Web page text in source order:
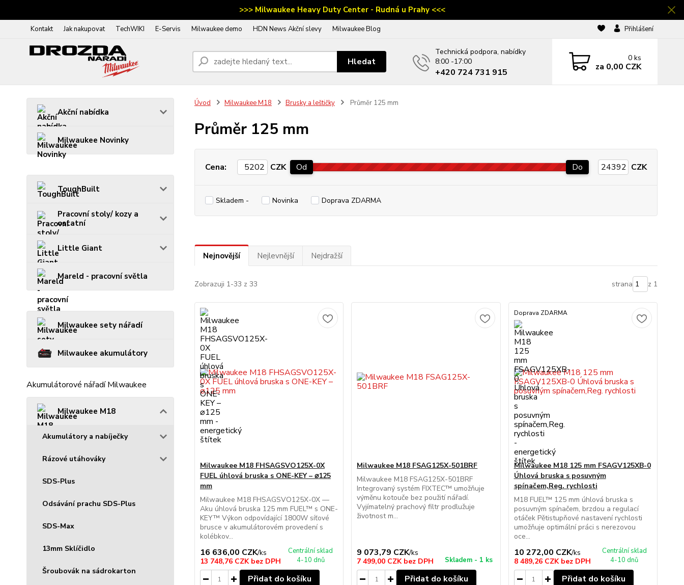
>>> Milwaukee Heavy Duty Center - Rudná u Prahy <<<
Kontakt Jak nakupovat TechWIKI E-Servis Milwaukee demo HDN News Akční slevy Milwaukee Blog Přihlášení
Hledat
Technická podpora, nabídky
8:00 -17:00
‭+420 724 731 915
0 ks
za 0,00 CZK
Akční nabídka
Milwaukee Novinky
ToughBuilt
Pracovní stoly/ kozy a
ostatní
Little Giant
Mareld - pracovní světla
Milwaukee sety nářadí
Milwaukee akumulátory
Akumulátorové nářadí Milwaukee
Milwaukee M18
Akumulátory a nabíječky
Rázové utáhováky
SDS-Plus
Odsávání prachu SDS-Plus
SDS-Max
13mm Sklíčidlo
Šroubovák na sádrokarton
Úvod Milwaukee M18 Brusky a leštičky Průměr 125 mm
Průměr 125 mm
Cena: CZK Od Do CZK
Skladem - Novinka Doprava ZDARMA
Nejnovější Nejlevnější Nejdražší
Zobrazuji 1-33 z 33 strana z 1
Milwaukee M18 FHSAGSVO125X-0X
FUEL úhlová bruska s ONE-KEY – ⌀125
mm
Milwaukee M18 FHSAGSVO125X-0X —
Aku úhlová bruska 125 mm FUEL™ s ONE-
KEY™ Výkon odpovídající 1800W síťové
brusce v akumulátorovém provedení s
kolébkov...
16 636,00 CZK/ks
13 748,76 CZK bez DPH
Centrální sklad
4-10 dnů
Přidat do košíku
Milwaukee M18 FSAG125X-501BRF
Milwaukee M18 FSAG125X-501BRF
Integrovaný systém FIXTEC™ umožňuje
výměnu kotouče bez použití nářadí.
Vyjímatelný prachový filtr prodlužuje
životnost m...
9 073,79 CZK/ks
7 499,00 CZK bez DPH Skladem - 1 ks
Přidat do košíku
Doprava ZDARMA
Milwaukee M18 125 mm FSAGV125XB-0
Úhlová bruska s posuvným
spínačem,Reg. rychlosti
M18 FUEL™ 125 mm úhlová bruska s
posuvným spínačem, brzdou a regulací
otáček Pětistupňové nastavení rychlosti
umožňuje optimální práci s nerezovou
oce...
10 272,00 CZK/ks
8 489,26 CZK bez DPH
Centrální sklad
4-10 dnů
Přidat do košíku